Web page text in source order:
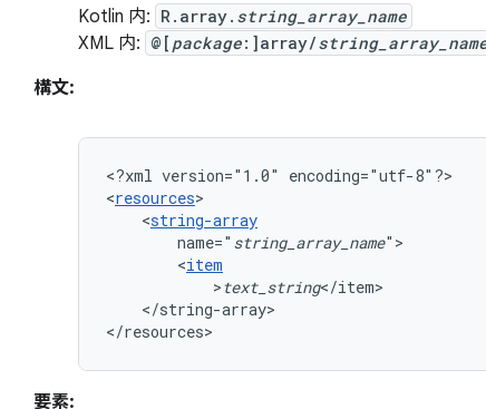
Kotlin 内: R.array. string_array_name
XML 内: @[ package:]array/
構文:
<?xml version="1.0"
encoding="utf-8"?>
<resources
<string-array
name=" string_array_name
<item
>text_string
</string-array>
</resources>
要素: